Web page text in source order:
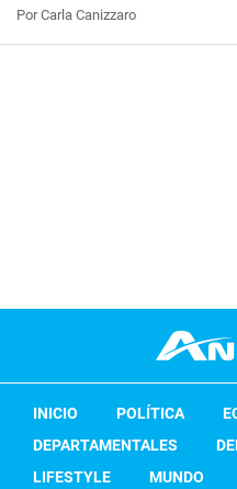
Por Carla Canizzaro
INICIO POLÍTICA
DEPARTAMENTALES
LIFESTYLE
MUNDO